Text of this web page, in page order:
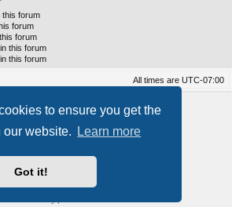
to ensure you get the
our website.
Learn more
Got it!
this forum
forum
forum
this forum
this forum
All times are UTC-07:00
phpBB® Forum Software © phpBB Limited
VPS Hosting By RimuHosting
is located in London data center
admin:mastodon.social/@Shaos